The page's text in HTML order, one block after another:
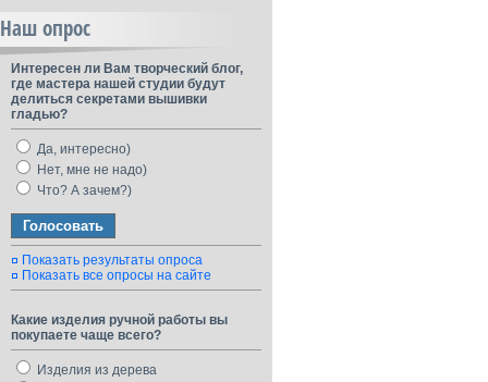
Наш опрос
Интересен ли Вам творческий блог,
где мастера нашей студии будут
делиться секретами вышивки
гладью?
Да, интересно)
Нет, мне не надо)
Что? А зачем?)
Показать результаты опроса
Показать все опросы на сайте
Какие изделия ручной работы вы
покупаете чаще всего?
Изделия из дерева